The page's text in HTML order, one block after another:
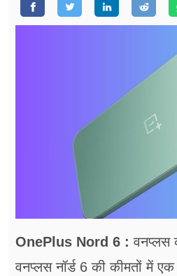
वीडियो
अन्य खबरें
OnePlus Nord 6 : वनप्लस
वनप्लस नॉर्ड 6 की कीमतों में